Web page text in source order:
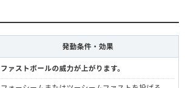
発動条件・効果
ファストボールの威力が上がります。